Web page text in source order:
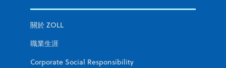
關於 ZOLL
職業生涯
Corporate Social Responsibility